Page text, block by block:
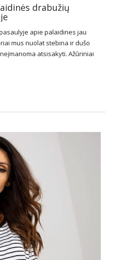
drabužių
apie palaidines jau
mus nuolat stebina ir dušo
atsisakyti. Ažūriniai